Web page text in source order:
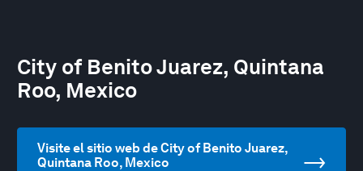
City of Benito Juarez, Quintana
Roo, Mexico
Visite el sitio web de City of Benito Juarez,
Quintana Roo, Mexico